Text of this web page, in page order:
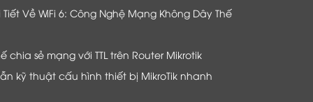
Tiết Về WiFi 6: Công Nghệ Mạng Không Dây Thế
chia sẻ mạng với TTL trên Router Mikrotik
kỹ thuật cấu hình thiết bị MikroTik nhanh